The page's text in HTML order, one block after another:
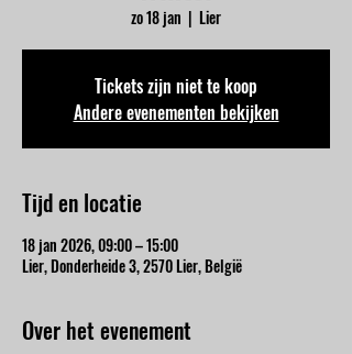
zo 18 jan
  |
Lier
Tickets zijn niet te koop
Andere evenementen bekijken
Tijd en locatie
18 jan 2026, 09:00 – 15:00
Lier, Donderheide 3, 2570 Lier, België
Over het evenement